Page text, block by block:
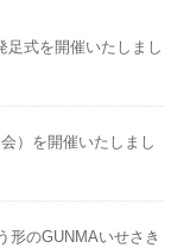
足式を開催いたしまし
）を開催いたしまし
のGUNMAいせさき